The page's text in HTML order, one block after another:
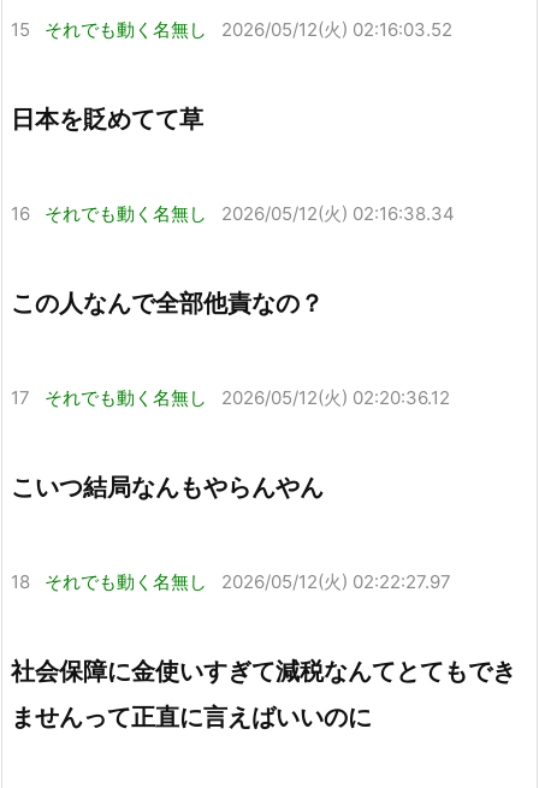
15 それでも動く名無し 2026/05/12(火) 02:16:03.52
日本を貶めてて草
16 それでも動く名無し 2026/05/12(火) 02:16:38.34
この人なんで全部他責なの？
17 それでも動く名無し 2026/05/12(火) 02:20:36.12
こいつ結局なんもやらんやん
18 それでも動く名無し 2026/05/12(火) 02:22:27.97
社会保障に金使いすぎて減税なんてとてもでき
ませんって正直に言えばいいのに